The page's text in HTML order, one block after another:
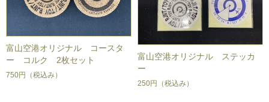
富山空港オリジナル コースタ
ー コルク 2枚セット
750円 （税込み）
富山空港オリジナル ステッカ
ー
250円 （税込み）